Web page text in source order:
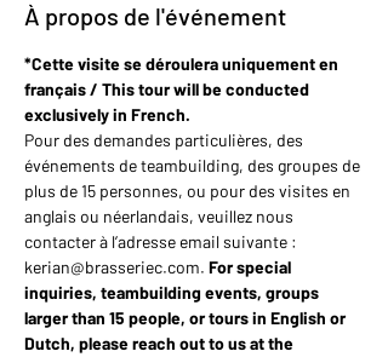
À propos de l'événement
*Cette visite se déroulera uniquement en
français / This tour will be conducted
exclusively in French.
Pour des demandes particulières, des
événements de teambuilding, des groupes de
plus de 15 personnes, ou pour des visites en
anglais ou néerlandais, veuillez nous
contacter à l’adresse email suivante :
kerian@brasseriec.com. For special
inquiries, teambuilding events, groups
larger than 15 people, or tours in English or
Dutch, please reach out to us at the